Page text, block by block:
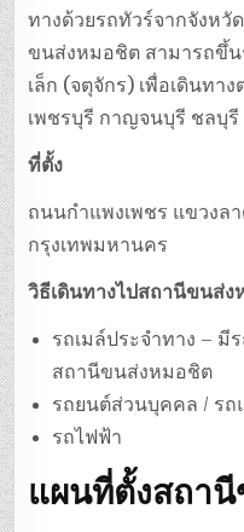
ทางด้วยรถทัวร์จากจังหวั
ขนส่งหมอชิต สามารถขึ้
เล็ก (จตุจักร) เพื่อเดินทา
เพชรบุรี กาญจนบุรี ชลบุรี
ที่ตั้ง
ถนนกำแพงเพชร แขวงลา
กรุงเทพมหานคร
วิธีเดินทางไปสถานีขนส่
รถเมล์ประจำทาง – มี
สถานีขนส่งหมอชิต
รถยนต์ส่วนบุคคล / รถ
รถไฟฟ้า
แผนที่ตั้งสถา